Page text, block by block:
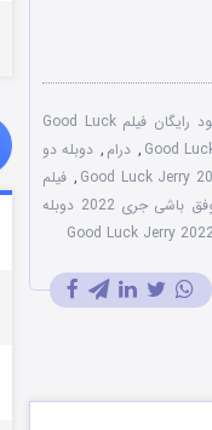
دانلود رایگان فیلم Good Luck
, درام , دوبله دو
, فیلم
فیلم موفق باشی جری 2022 دوبله